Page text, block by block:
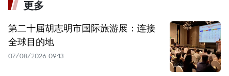
更多
第二十届胡志明市国际旅游展：连接
全球目的地
07/08/2026 09:13